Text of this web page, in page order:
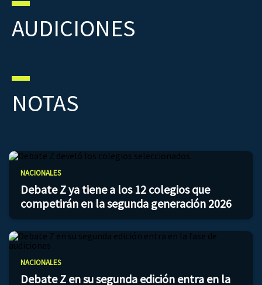
AUDICIONES
NOTAS
NACIONALES
Debate Z ya tiene a los 12 colegios que
competirán en la segunda generación 2026
NACIONALES
Debate Z en su segunda edición entra en la